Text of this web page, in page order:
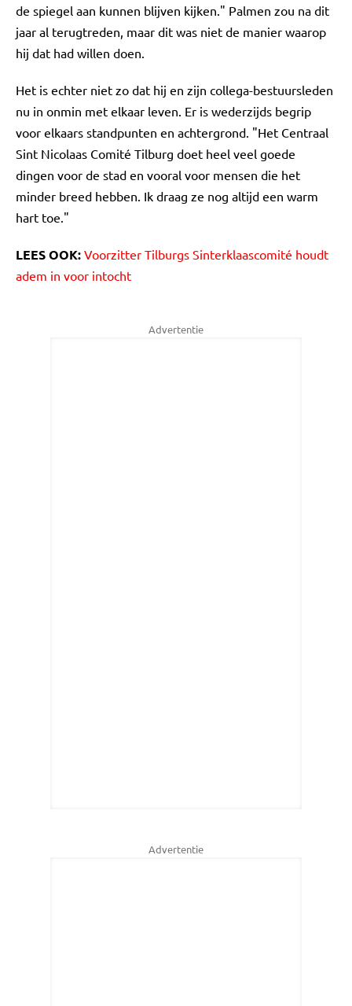
de spiegel aan kunnen blijven kijken." Palmen zou na dit
jaar al terugtreden, maar dit was niet de manier waarop
hij dat had willen doen.
Het is echter niet zo dat hij en zijn collega-bestuursleden
nu in onmin met elkaar leven. Er is wederzijds begrip
voor elkaars standpunten en achtergrond. "Het Centraal
Sint Nicolaas Comité Tilburg doet heel veel goede
dingen voor de stad en vooral voor mensen die het
minder breed hebben. Ik draag ze nog altijd een warm
hart toe."
LEES OOK: Voorzitter Tilburgs Sinterklaascomité houdt
adem in voor intocht
Advertentie
Advertentie